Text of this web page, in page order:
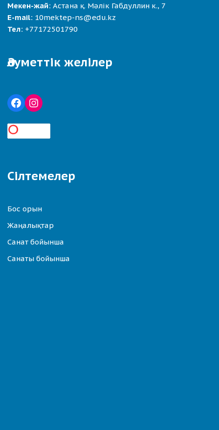
Мекен-жай: Астана қ. Мәлік Габдуллин к., 7
E-mail: 10mektep-ns@edu.kz
Тел: +77172501790
Әлуметтік желілер
Сілтемелер
Бос орын
Жаңалықтар
Санат бойынша
Санаты бойынша